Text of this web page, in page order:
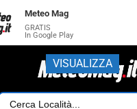
Meteo Mag
GRATIS
In Google Play
VISUALIZZA